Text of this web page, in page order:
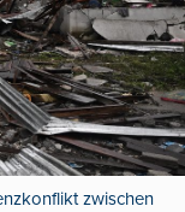
zwischen